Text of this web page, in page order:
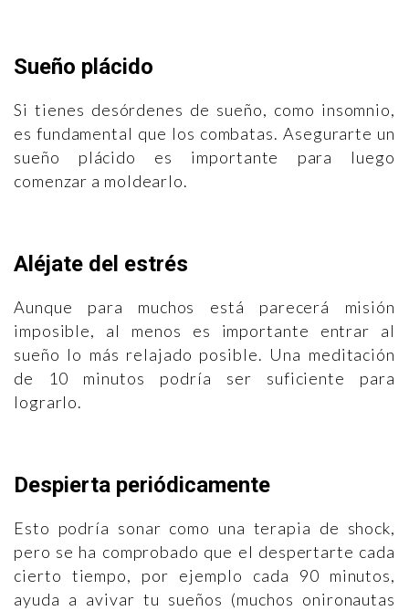
Sueño plácido
Si tienes desórdenes de sueño, como insomnio,
es fundamental que los combatas. Asegurarte un
sueño plácido es importante para luego
comenzar a moldearlo.
Aléjate del estrés
Aunque para muchos está parecerá misión
imposible, al menos es importante entrar al
sueño lo más relajado posible. Una meditación
de 10 minutos podría ser suficiente para
lograrlo.
Despierta periódicamente
Esto podría sonar como una terapia de shock,
pero se ha comprobado que el despertarte cada
cierto tiempo, por ejemplo cada 90 minutos,
ayuda a avivar tu sueños (muchos onironautas